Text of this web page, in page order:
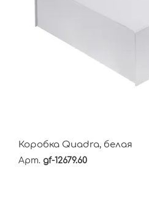
Коробка Quadra, белая
Арт. gf-12679.60